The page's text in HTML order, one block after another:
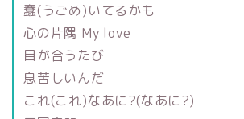
蠢(うごめ)いてるかも
心の片隅 My love
目が合うたび
息苦しいんだ
これ(これ)なあに?(なあに?)